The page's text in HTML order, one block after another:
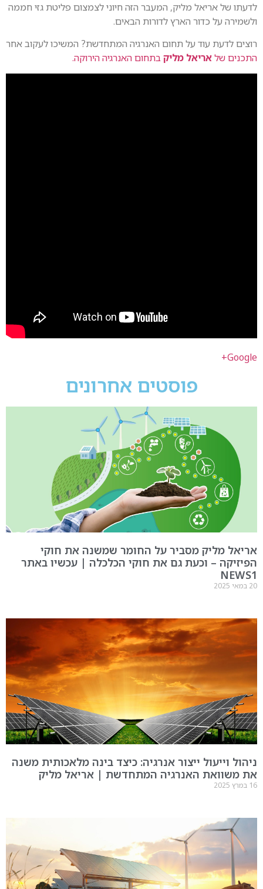
לדעתו של אריאל מליק, המעבר הזה חיוני לצמצום פליטת גזי חממה
ולשמירה על כדור הארץ לדורות הבאים.
רוצים לדעת עוד על תחום האנרגיה המתחדשת? המשיכו לעקוב אחר
התכנים שלאריאל מליקבתחום האנרגיה הירוקה.
Google+
פוסטים אחרונים
אריאל מליק מסביר על החומר שמשנה את חוקי
הפיזיקה – וכעת גם את חוקי הכלכלה | עכשיו באתר
NEWS1
20 במאי 2025
ניהול וייעול ייצור אנרגיה: כיצד בינה מלאכותית משנה
את משוואת האנרגיה המתחדשת | אריאל מליק
16 במרץ 2025